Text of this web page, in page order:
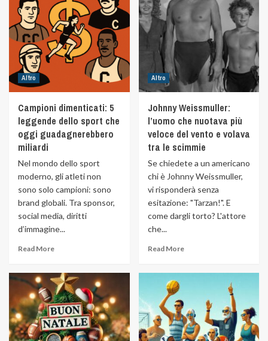
Altro
Campioni dimenticati: 5
leggende dello sport che
oggi guadagnerebbero
miliardi
Nel mondo dello sport
moderno, gli atleti non
sono solo campioni: sono
brand globali. Tra sponsor,
social media, diritti
d’immagine...
Read More
Altro
Johnny Weissmuller:
l’uomo che nuotava più
veloce del vento e volava
tra le scimmie
Se chiedete a un americano
chi è Johnny Weissmuller,
vi risponderà senza
esitazione: "Tarzan!". E
come dargli torto? L'attore
che...
Read More